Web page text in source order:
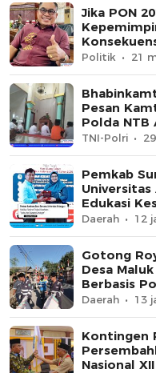
Jika PON
Politik 21
Pesan
Polda NTB
Keagamaan
TNI-Polri
Pemkab
Universitas
Edukasi
Kehidupan
Daerah 12
Gotong
Desa
Berbasis
Daerah 13
Kontingen
Nasional